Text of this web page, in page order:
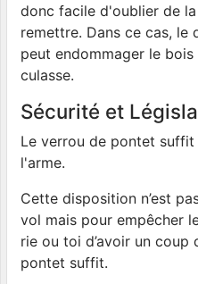
donc facile d'oublier de
remettre. Dans ce cas, le
peut endommager le
culasse.
Sécurité et
Le verrou de pontet
l'arme.
Cette disposition n’est
vol mais pour empêcher
rie ou toi d’avoir un coup
pontet suffit.